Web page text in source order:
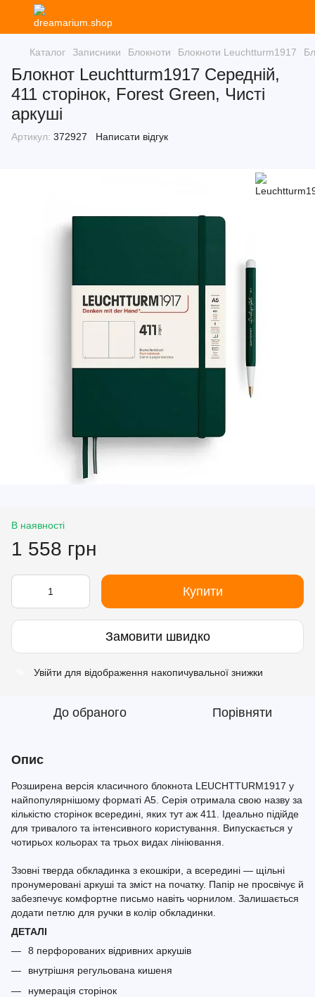
Каталог Записники Блокноти Блокноти Leuchtturm1917
Блокнот Leuchtturm1917 Середній,
411 сторінок, Forest Green, Чисті
аркуші
Артикул: 372927 Написати відгук
В наявності
1 558 грн
Купити
Замовити швидко
Увійти для відображення накопичувальної знижки
До обраного Порівняти
Опис
Розширена версія класичного блокнота LEUCHTTURM1917 у
найпопулярнішому форматі A5. Серія отримала свою назву за
кількістю сторінок всередині, яких тут аж 411. Ідеально підійде
для тривалого та інтенсивного користування. Випускається у
чотирьох кольорах та трьох видах лініювання.
Ззовні тверда обкладинка з екошкіри, а всередині — щільні
пронумеровані аркуші та зміст на початку. Папір не просвічує й
забезпечує комфортне письмо навіть чорнилом. Залишається
додати петлю для ручки в колір обкладинки.
ДЕТАЛІ
8 перфорованих відривних аркушів
внутрішня регульована кишеня
нумерація сторінок